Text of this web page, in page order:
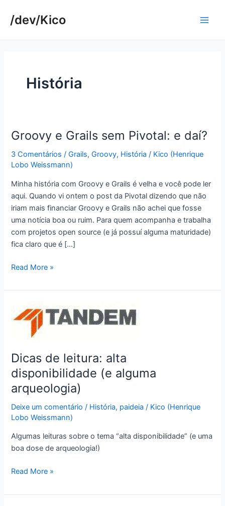
para/dev/Kico
História
Groovy e Grails sem Pivotal: e daí?
3 Comentários /Grails,Groovy, História / Kico (Henrique
Lobo Weissmann)
Minha história com Groovy e Grails é velha e você pode ler
aqui. Quando vi ontem o post da Pivotal dizendo que não
iriam mais financiar Groovy e Grails não achei que fosse
uma notícia boa ou ruim. Para quem acompanha e trabalha
com projetos open source (e já possuí alguma maturidade)
fica claro que é […]
Groovy
Grails
Pivotal:
Read More »
Dicas de leitura: alta
disponibilidade (e alguma
arqueologia)
Deixe um comentário / História, paideia / Kico (Henrique
Lobo Weissmann)
Algumas leituras sobre o tema “alta disponibilidade” (e uma
boa dose de arqueologia!)
Dicas
leitura:
Read More »